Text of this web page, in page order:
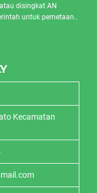
disingkat AN
untuk pemetaan..
Kecamatan